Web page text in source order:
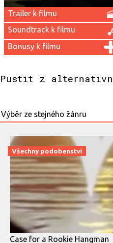
Trailer k filmu
Soundtrack k filmu
Bonusy k filmu
Pustit z
Všechny podobenství
Case for a Rookie Hangman